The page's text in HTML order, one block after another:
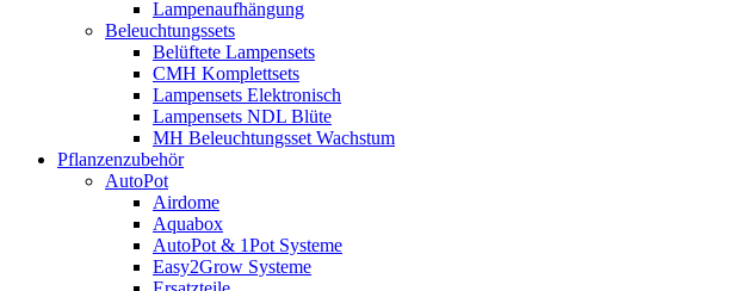
Lampenaufhängung
Beleuchtungssets
Belüftete Lampensets
CMH Komplettsets
Lampensets Elektronisch
Lampensets NDL Blüte
MH Beleuchtungsset Wachstum
Pflanzenzubehör
AutoPot
Airdome
Aquabox
AutoPot & 1Pot Systeme
Easy2Grow Systeme